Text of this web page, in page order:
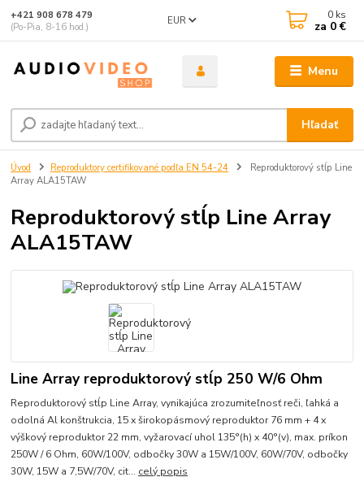
Menu
EUR
Hľadať
+421 908 678 479
(Po-Pia, 8-16 hod.)
0 ks
za 0 €
Úvod Reproduktory certifikované podľa EN 54-24
Reproduktorový stĺp Line
Array ALA15TAW
Reproduktorový stĺp Line Array
ALA15TAW
Line Array reproduktorový stĺp 250 W/6 Ohm
Reproduktorový stĺp Line Array, vynikajúca zrozumiteľnosť reči, ľahká a
odolná Al konštrukcia, 15 x širokopásmový reproduktor 76 mm + 4 x
výškový reproduktor 22 mm, vyžarovací uhol 135°(h) x 40°(v), max. príkon
250W / 6 Ohm, 60W/100V, odbočky 30W a 15W/100V, 60W/70V, odbočky
30W, 15W a 7,5W/70V, cit... celý popis